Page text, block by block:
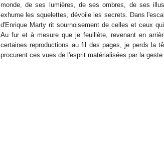
monde, de ses lumières, de ses ombres, de ses
exhume les squelettes, dévoile les secrets. Dans
d'Enrique Marty rit sournoisement de celles et ceux
Au fur et à mesure que je feuillète, revenant en
certaines reproductions au fil des pages, je perds la
procurent ces vues de l'esprit matérialisées par la geste